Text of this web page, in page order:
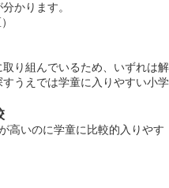
かります。
り組んでいるため、いずれは解
うえでは学童に入りやすい小学
高いのに学童に比較的入りやす